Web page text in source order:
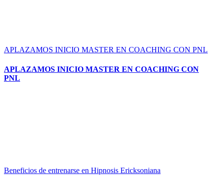
APLAZAMOS INICIO MASTER EN COACHING CON PNL
APLAZAMOS INICIO MASTER EN COACHING CON
PNL
Beneficios de entrenarse en Hipnosis Ericksoniana